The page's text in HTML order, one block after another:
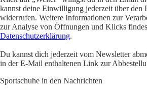
kannst deine Einwilligung jederzeit über
widerrufen. Weitere Informationen zur
zur Analyse von Öffnungen und Klicks
Datenschutzerklärung.
Du kannst dich jederzeit vom Newsletter
in der E-Mail enthaltenen Link zur
Sportschuhe in den Nachrichten